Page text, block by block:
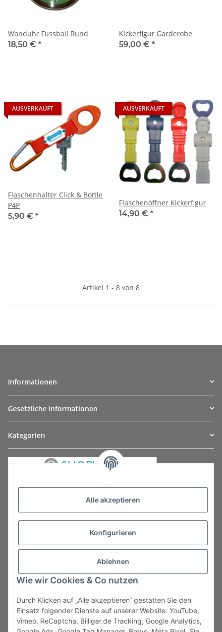
Wanduhr Fussball Rund
18,50 € *
Kickerfigur Garderobe
59,00 € *
AUSVERKAUFT
Flaschenhalter Click & Bottle
P4P
5,90 € *
AUSVERKAUFT
Flaschenöffner Kickerfigur
14,90 € *
Artikel 1 - 8 von 8
Informationen
Gesetzliche Informationen
Kategorien
Vertrag widerrufen
Alle akzeptieren
Konfigurieren
Ablehnen
Wie wir Cookies & Co nutzen
Durch Klicken auf „Alle akzeptieren“ gestatten Sie den
Einsatz folgender Dienste auf unserer Website: YouTube,
Vimeo, ReCaptcha, Billiger.de Tracking, Google Analytics,